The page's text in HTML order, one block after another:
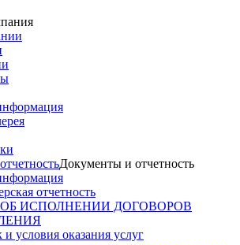
Документы и отчетность
отчетность
ИСПОЛНЕНИИ ДОГОВОРОВ
условия оказания услуг